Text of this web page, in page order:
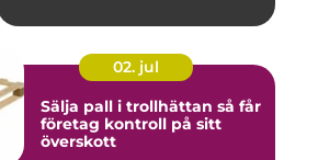
02. jul
Sälja pall i trollhättan så får
företag kontroll på sitt
överskott